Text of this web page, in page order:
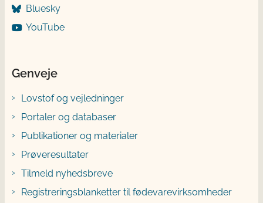
Bluesky
YouTube
Genveje
Lovstof og vejledninger
Portaler og databaser
Publikationer og materialer
Prøveresultater
Tilmeld nyhedsbreve
Registreringsblanketter til fødevarevirksomheder